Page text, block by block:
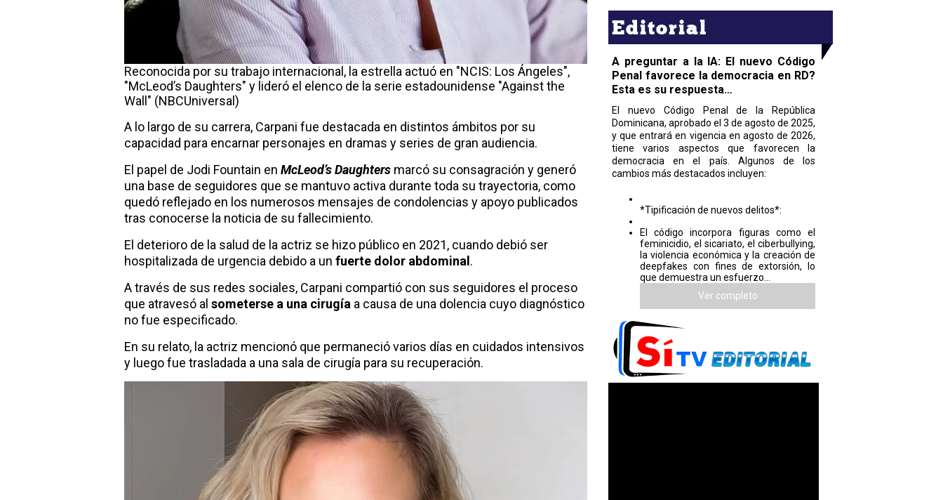
Reconocida por su trabajo internacional, la estrella actuó en "NCIS: Los Ángeles",
"McLeod’s Daughters" y lideró el elenco de la serie estadounidense "Against the
Wall" (NBCUniversal)
A lo largo de su carrera, Carpani fue destacada en distintos ámbitos por su
capacidad para encarnar personajes en dramas y series de gran audiencia.
El papel de Jodi Fountain en McLeod’s Daughters marcó su consagración y generó
una base de seguidores que se mantuvo activa durante toda su trayectoria, como
quedó reflejado en los numerosos mensajes de condolencias y apoyo publicados
tras conocerse la noticia de su fallecimiento.
El deterioro de la salud de la actriz se hizo público en 2021, cuando debió ser
hospitalizada de urgencia debido a un fuerte dolor abdominal .
A través de sus redes sociales, Carpani compartió con sus seguidores el proceso
que atravesó al someterse a una cirugía a causa de una dolencia cuyo diagnóstico
no fue especificado.
En su relato, la actriz mencionó que permaneció varios días en cuidados intensivos
y luego fue trasladada a una sala de cirugía para su recuperación.
Editorial
A preguntar a la IA: El nuevo Código
Penal favorece la democracia en RD?
Esta es su respuesta…
El nuevo Código Penal de la República
Dominicana, aprobado el 3 de agosto de 2025,
y que entrará en vigencia en agosto de 2026,
tiene varios aspectos que favorecen la
democracia en el país. Algunos de los
cambios más destacados incluyen:
*Tipificación de nuevos delitos*:
El código incorpora figuras como el
feminicidio, el sicariato, el ciberbullying,
la violencia económica y la creación de
deepfakes con fines de extorsión, lo
que demuestra un esfuerzo...
Ver completo